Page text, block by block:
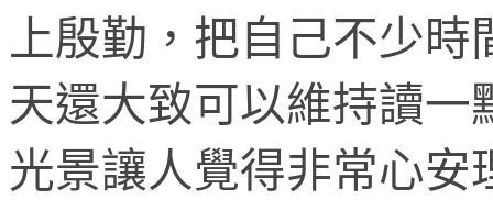
上殷勤，把自己不少
天還大致可以維持讀一
光景讓人覺得非常心安